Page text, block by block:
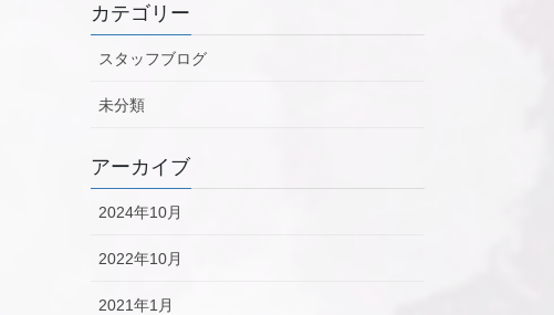
カテゴリー
スタッフブログ
未分類
アーカイブ
2024年10月
2022年10月
2021年1月